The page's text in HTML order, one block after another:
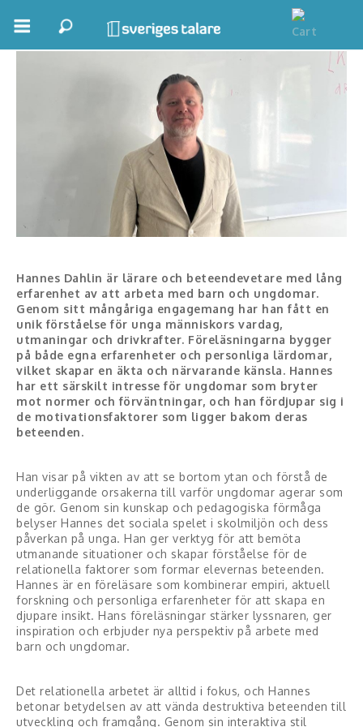
Inspirerande Föreläsare
Personlig utveckling, målsättning
Keynote
Moderator, konferencier
Moderator
Konferencier
Workshopledare, facilitator
Radio och TV-profiler
Underhållning och event
Event
Humoristiska föredrag
Ljus och belysning
Konst
Hannes Dahlin
Hannes Dahlin är lärare och beteendevetare med lång
erfarenhet av att arbeta med barn och ungdomar.
Genom sitt mångåriga engagemang har han fått en
unik förståelse för unga människors vardag,
utmaningar och drivkrafter. Föreläsningarna bygger
på både egna erfarenheter och personliga lärdomar,
vilket skapar en äkta och närvarande känsla. Hannes
har ett särskilt intresse för ungdomar som bryter
mot normer och förväntningar, och han fördjupar sig i
de motivationsfaktorer som ligger bakom deras
beteenden.
Han visar på vikten av att se bortom ytan och förstå de
underliggande orsakerna till varför ungdomar agerar som
de gör. Genom sin kunskap och pedagogiska förmåga
belyser Hannes det sociala spelet i skolmiljön och dess
påverkan på unga. Han ger verktyg för att bemöta
utmanande situationer och skapar förståelse för de
relationella faktorer som formar elevernas beteenden.
Hannes är en föreläsare som kombinerar empiri, aktuell
forskning och personliga erfarenheter för att skapa en
djupare insikt. Hans föreläsningar stärker lyssnaren, ger
inspiration och erbjuder nya perspektiv på arbete med
barn och ungdomar.
Det relationella arbetet är alltid i fokus, och Hannes
betonar betydelsen av att vända destruktiva beteenden till
utveckling och framgång. Genom sin interaktiva stil